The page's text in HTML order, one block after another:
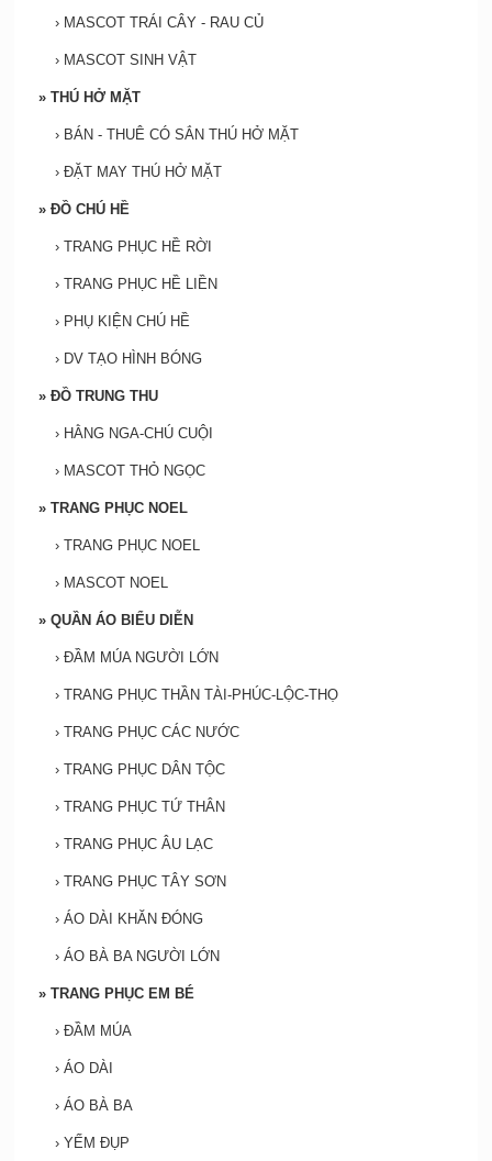
› MASCOT TRÁI CÂY - RAU CỦ
› MASCOT SINH VẬT
» THÚ HỞ MẶT
› BÁN - THUÊ CÓ SẮN THÚ HỞ MẶT
› ĐẶT MAY THÚ HỞ MẶT
» ĐỒ CHÚ HỀ
› TRANG PHỤC HỀ RỜI
› TRANG PHỤC HỀ LIỀN
› PHỤ KIỆN CHÚ HỀ
› DV TẠO HÌNH BÓNG
» ĐỒ TRUNG THU
› HẰNG NGA-CHÚ CUỘI
› MASCOT THỎ NGỌC
» TRANG PHỤC NOEL
› TRANG PHỤC NOEL
› MASCOT NOEL
» QUẦN ÁO BIỂU DIỄN
› ĐẦM MÚA NGƯỜI LỚN
› TRANG PHỤC THẦN TÀI-PHÚC-LỘC-THỌ
› TRANG PHỤC CÁC NƯỚC
› TRANG PHỤC DÂN TỘC
› TRANG PHỤC TỨ THÂN
› TRANG PHỤC ÂU LẠC
› TRANG PHỤC TÂY SƠN
› ÁO DÀI KHĂN ĐÓNG
› ÁO BÀ BA NGƯỜI LỚN
» TRANG PHỤC EM BÉ
› ĐẦM MÚA
› ÁO DÀI
› ÁO BÀ BA
› YẾM ĐỤP